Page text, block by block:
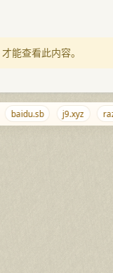
才能查看此内容。
baidu.sb j9.xyz